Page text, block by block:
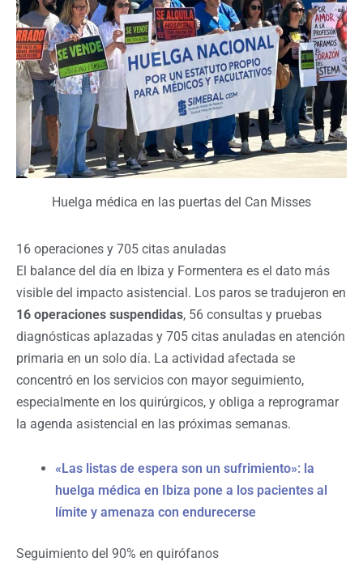
Huelga médica en las puertas del Can Misses
16 operaciones y 705 citas anuladas
El balance del día en Ibiza y Formentera es el dato más
visible del impacto asistencial. Los paros se tradujeron en
16 operaciones suspendidas, 56 consultas y pruebas
diagnósticas aplazadas y 705 citas anuladas en atención
primaria en un solo día. La actividad afectada se
concentró en los servicios con mayor seguimiento,
especialmente en los quirúrgicos, y obliga a reprogramar
la agenda asistencial en las próximas semanas.
«Las listas de espera son un sufrimiento»: la
huelga médica en Ibiza pone a los pacientes al
límite y amenaza con endurecerse
Seguimiento del 90% en quirófanos